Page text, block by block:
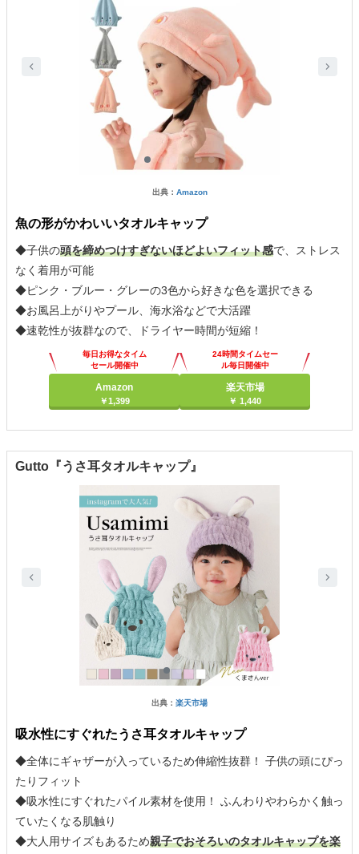
出典： Amazon
魚の形がかわいいタオルキャップ
◆子供の頭を締めつけすぎないほどよいフィット感で、ストレス
なく着用が可能
◆ピンク・ブルー・グレーの3色から好きな色を選択できる
◆お風呂上がりやプール、海水浴などで大活躍
◆速乾性が抜群なので、ドライヤー時間が短縮！
毎日お得なタイム
セール開催中
Amazon
￥1,399
24時間タイムセー
ル毎日開催中
楽天市場
￥ 1,440
Gutto『うさ耳タオルキャップ』
出典： 楽天市場
吸水性にすぐれたうさ耳タオルキャップ
◆全体にギャザーが入っているため伸縮性抜群！ 子供の頭にぴっ
たりフィット
◆吸水性にすぐれたパイル素材を使用！ ふんわりやわらかく触っ
ていたくなる肌触り
◆大人用サイズもあるため親子でおそろいのタオルキャップを楽